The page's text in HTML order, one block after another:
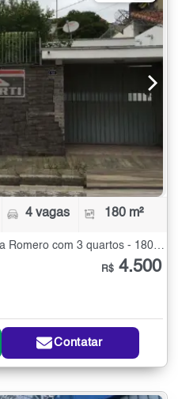
4 vagas 180 m²
R$ 4.500
Contatar